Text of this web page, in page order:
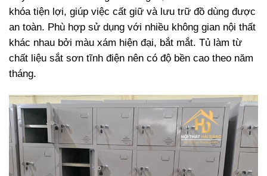
khóa tiện lợi, giúp việc cất giữ và lưu trữ đồ dùng được
an toàn. Phù hợp sử dụng với nhiều không gian nội thất
khác nhau bởi màu xám hiện đại, bắt mắt. Tủ làm từ
chất liệu sắt sơn tĩnh điện nên có độ bền cao theo năm
tháng.